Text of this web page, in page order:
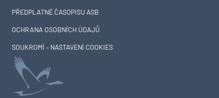
PŘEDPLATNÉ ČASOPISU ASB
OCHRANA OSOBNÍCH ÚDAJŮ
SOUKROMÍ – NASTAVENÍ COOKIES